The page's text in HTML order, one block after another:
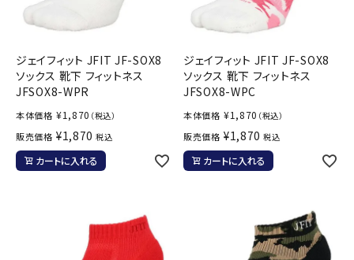
ジェイフィット JFIT JF-SOX8
ソックス 靴下 フィットネス
JFSOX8-WPR
本体価格 ¥1,870 （税込）
販売価格 ¥1,870 税込
カートに入れる
ジェイフィット JFIT JF-SOX8
ソックス 靴下 フィットネス
JFSOX8-WPC
本体価格 ¥1,870 （税込）
販売価格 ¥1,870 税込
カートに入れる